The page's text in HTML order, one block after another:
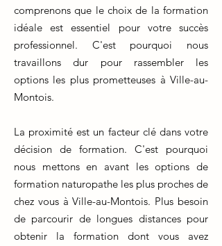
comprenons que le choix de la formation
idéale est essentiel pour votre succès
professionnel. C'est pourquoi nous
travaillons dur pour rassembler les
options les plus prometteuses à Ville-au-
Montois.
La proximité est un facteur clé dans votre
décision de formation. C'est pourquoi
nous mettons en avant les options de
formation naturopathe les plus proches de
chez vous à Ville-au-Montois. Plus besoin
de parcourir de longues distances pour
obtenir la formation dont vous avez